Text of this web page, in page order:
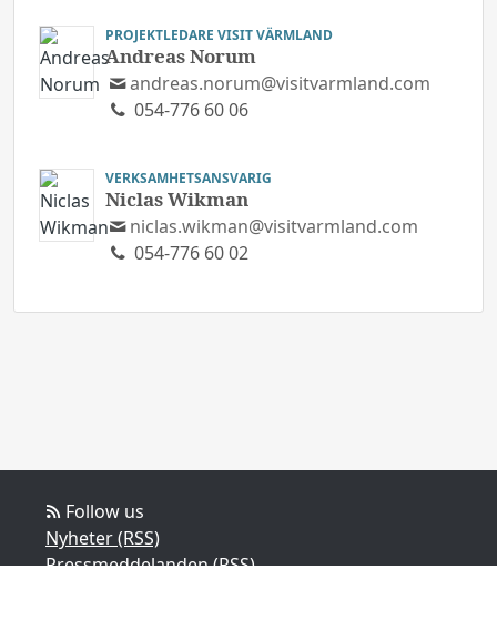
PROJEKTLEDARE VISIT VÄRMLAND
Andreas Norum
andreas.norum@visitvarmland.com
054-776 60 06
VERKSAMHETSANSVARIG
Niclas Wikman
niclas.wikman@visitvarmland.com
054-776 60 02
Follow us
Nyheter (RSS)
Pressmeddelanden (RSS)